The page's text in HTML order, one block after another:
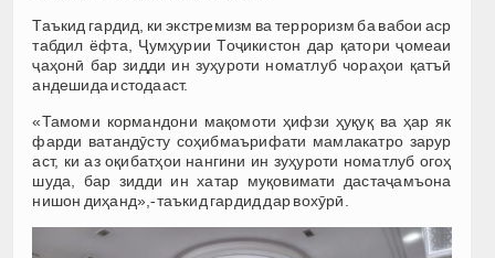
Таъкид гардид, ки экстремизм ва терроризм ба вабои аср
табдил ёфта, Ҷумҳурии Тоҷикистон дар қатори ҷомеаи
ҷаҳонӣ бар зидди ин зуҳуроти номатлуб чораҳои қатъӣ
андешида истодааст.
«Тамоми кормандони мақомоти ҳифзи ҳуқуқ ва ҳар як
фарди ватандӯсту соҳибмаърифати мамлакатро зарур
аст, ки аз оқибатҳои нангини ин зуҳуроти номатлуб огоҳ
шуда, бар зидди ин хатар муқовимати дастаҷамъона
нишон диҳанд»,-таъкид гардид дар вохӯрӣ.